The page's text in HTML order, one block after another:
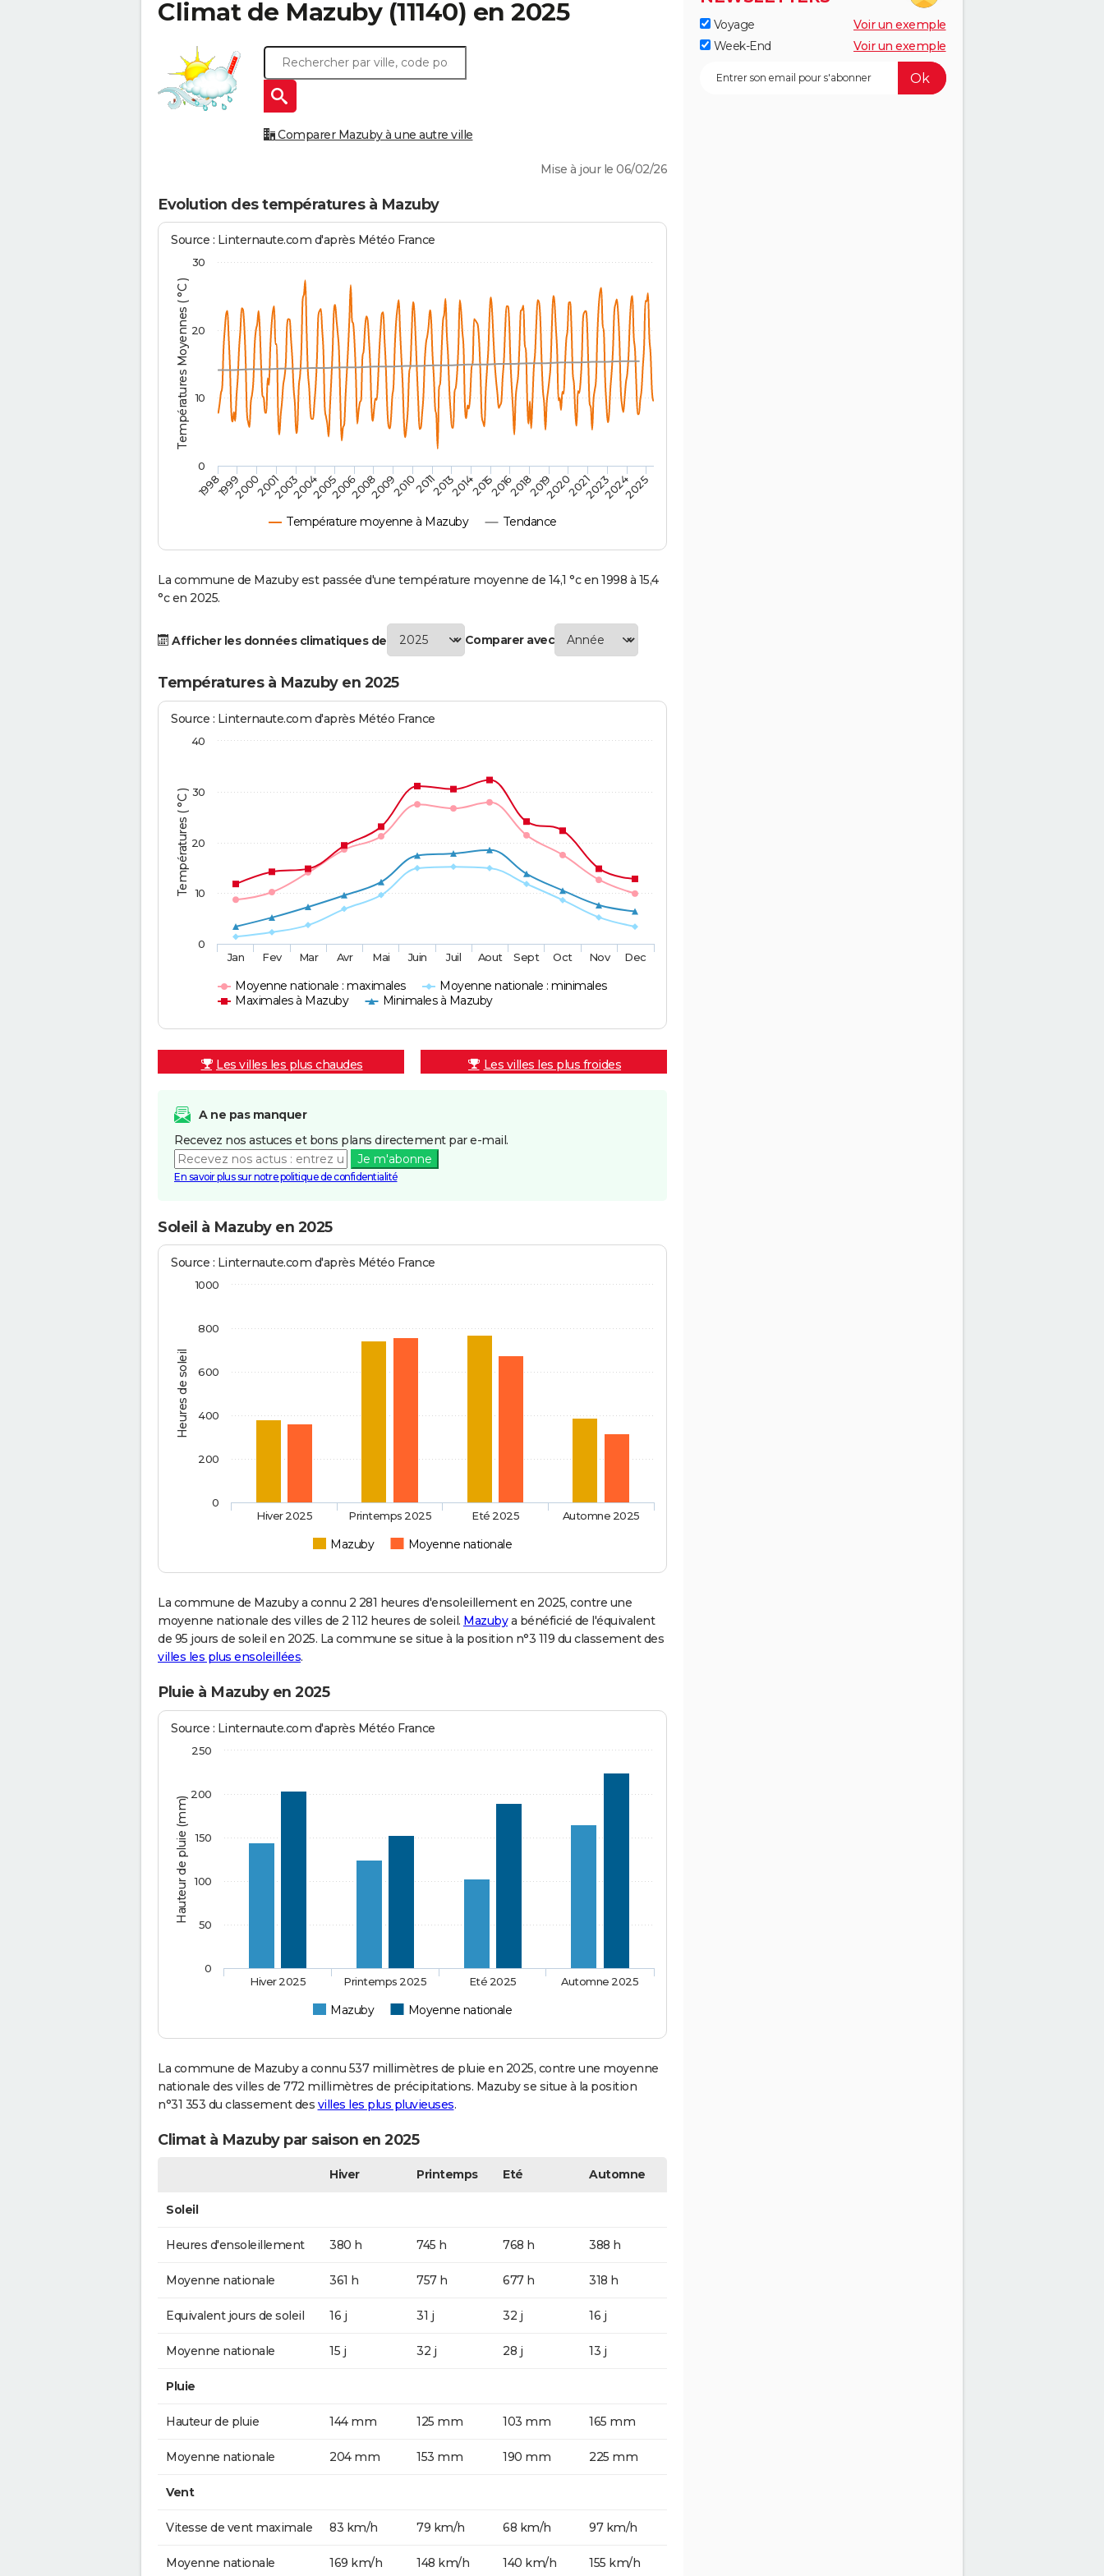
Climat de Mazuby(11140) en 2025
Comparer Mazuby à une autre ville
Mise à jour le 06/02/26
Evolution des températures à Mazuby
Températures Moyennes ( °C )
Source : Linternaute.com d'après Météo France
Température moyenne à Mazuby Tendance
1998 2014
199920002001200320042005200620082009201020112013 201520162018201920202021202320242025
0
10
20
30
La commune de Mazuby est passée d'une température moyenne de 14,1 °c en 1998 à 15,4
°c en 2025.
Afficher les données climatiques de Comparer avec
Températures à Mazuby en 2025
Températures ( °C )
Source : Linternaute.com d'après Météo France
Moyenne nationale : maximales
Moyenne nationale : minimales
Maximales à Mazuby
Minimales à Mazuby
Jan Fev Mar Avr Mai Juin Juil Aout Sept Oct Nov Dec
0
10
20
30
40
Les villes les plus chaudes Les villes les plus froides
A ne pas manquer
Recevez nos astuces et bons plans directement par e-mail.
Je m'abonne
En savoir plus sur notre politique de confidentialité
Soleil à Mazuby en 2025
Heures de soleil
Source : Linternaute.com d'après Météo France
Mazuby Moyenne nationale
Hiver 2025 Printemps 2025 Eté 2025 Automne 2025
0
200
400
600
800
1000
La commune de Mazuby a connu 2 281 heures d'ensoleillement en 2025, contre une
moyenne nationale des villes de 2 112 heures de soleil. Mazubya bénéficié de l'équivalent
de 95 jours de soleil en 2025. La commune se situe à la position n°3 119 du classement des
villes les plus ensoleillées.
Pluie à Mazuby en 2025
Hauteur de pluie (mm)
Source : Linternaute.com d'après Météo France
Mazuby Moyenne nationale
Hiver 2025 Printemps 2025 Eté 2025 Automne 2025
0
50
100
150
200
250
La commune de Mazuby a connu 537 millimètres de pluie en 2025, contre une moyenne
nationale des villes de 772 millimètres de précipitations. Mazuby se situe à la position
n°31 353 du classement des villes les plus pluvieuses.
Climat à Mazuby par saison en 2025
Hiver Printemps Eté Automne
Soleil
Heures d'ensoleillement 380 h 745 h 768 h 388 h
Moyenne nationale 361 h 757 h 677 h 318 h
Equivalent jours de soleil 16 j 31 j 32 j 16 j
Moyenne nationale 15 j 32 j 28 j 13 j
Pluie
Hauteur de pluie 144 mm 125 mm 103 mm 165 mm
Moyenne nationale 204 mm 153 mm 190 mm 225 mm
Vent
Vitesse de vent maximale 83 km/h 79 km/h 68 km/h 97 km/h
Moyenne nationale 169 km/h 148 km/h 140 km/h 155 km/h
Voyage
Voir un exemple
Week-End
Voir un exemple